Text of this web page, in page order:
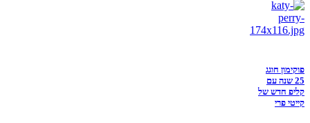
פוקימון חוגג
25 שנה עם
קליפ חדש של
קייטי פרי